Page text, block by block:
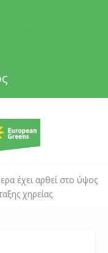
έχει αρθεί στο ύψος
χηρείας